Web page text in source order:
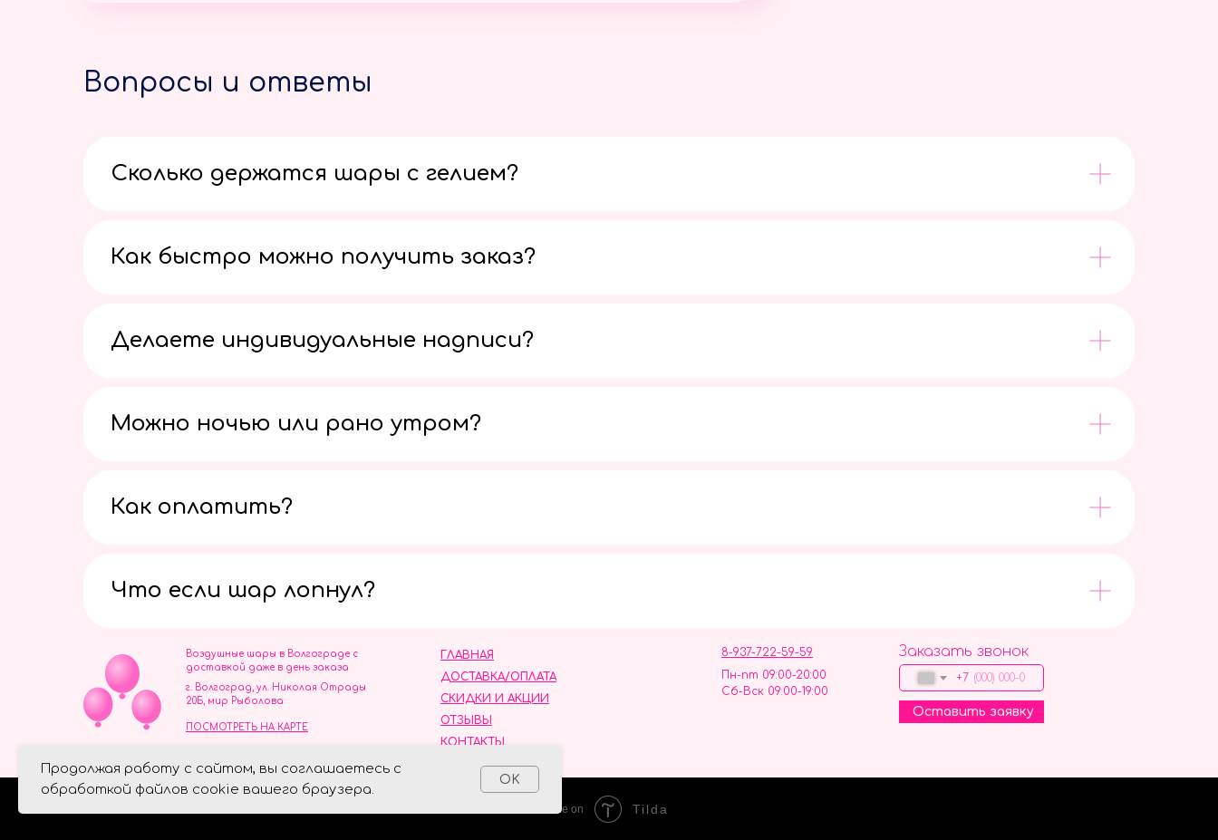
Продолжая работу с сайтом, вы соглашаетесь с
обработкой файлов cookie вашего браузера.
OK
Вопросы и ответы
Сколько держатся шары с гелием?
Как быстро можно получить заказ?
Делаете индивидуальные надписи?
Можно ночью или рано утром?
Как оплатить?
Что если шар лопнул?
ОТЗЫВЫ
ГЛАВНАЯ
ДОСТАВКА/ОПЛАТА
СКИДКИ И АКЦИИ
КОНТАКТЫ
8-937-722-59-59
Пн-пт 09:00-20:00
Сб-Вск 09:00-19:00
Воздушные шары в Волгограде с
доставкой даже в день заказа
Заказать звонок
+7
Оставить заявку
г. Волгоград, ул. Николая Отрады
20Б, мир Рыболова
ПОСМОТРЕТЬ НА КАРТЕ
ИНН 344110093739
Политика обработки персональных данных
Made on Tilda